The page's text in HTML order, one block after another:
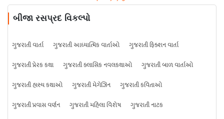
બીજા રસપ્રદ વિકલ્પો
ગુજરાતી વાર્તા ગુજરાતી આધ્યાત્મિક વાર્તાઓ
ગુજરાતી ફિક્શન વાર્તા
ગુજરાતી પ્રેરક કથા
ગુજરાતી ક્લાસિક નવલકથાઓ
ગુજરાતી બાળ વાર્તાઓ
ગુજરાતી હાસ્ય કથાઓ
ગુજરાતી મેગેઝિન
ગુજરાતી કવિતાઓ
ગુજરાતી પ્રવાસ વર્ણન
ગુજરાતી મહિલા વિશેષ
ગુજરાતી નાટક